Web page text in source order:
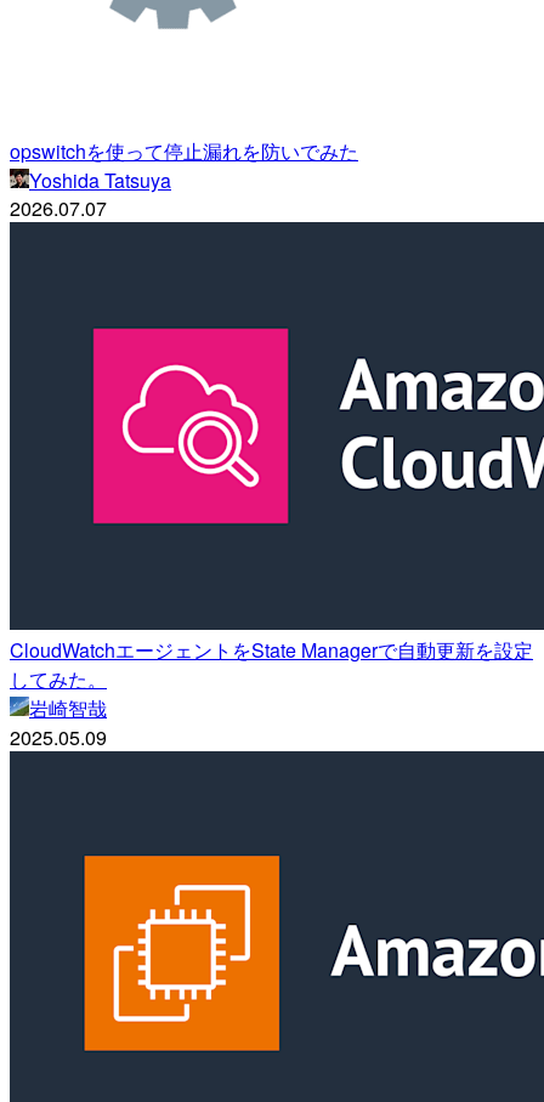
opswitchを使って停止漏れを防いでみた
Yoshida Tatsuya
2026.07.07
CloudWatchエージェントをState Managerで自動更新を設定
してみた。
岩崎智哉
2025.05.09